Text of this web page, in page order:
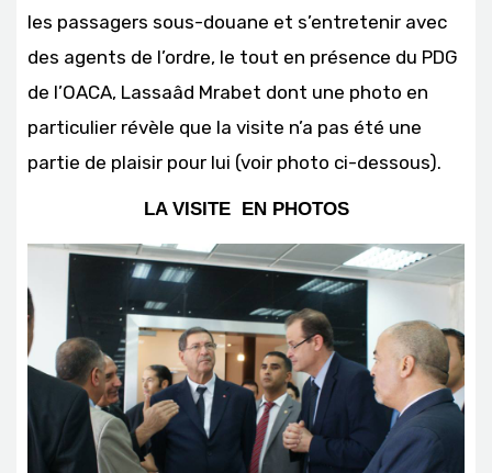
les passagers sous-douane et s’entretenir avec
des agents de l’ordre, le tout en présence du PDG
de l’OACA, Lassaâd Mrabet dont une photo en
particulier révèle que la visite n’a pas été une
partie de plaisir pour lui (voir photo ci-dessous).
LA VISITE EN PHOTOS